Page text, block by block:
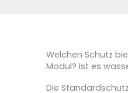
Welchen Schutz
Modul? Ist es
Die